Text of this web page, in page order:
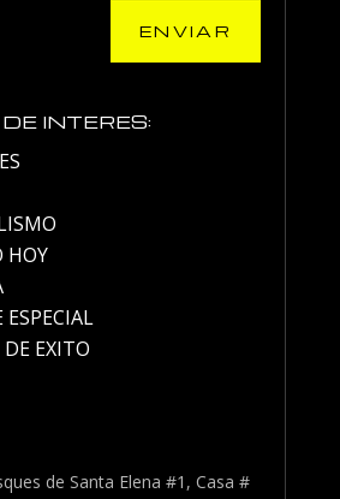
ENVIAR
INTERES:
HOY
ESPECIAL
EXITO
de Santa Elena #1, Casa #